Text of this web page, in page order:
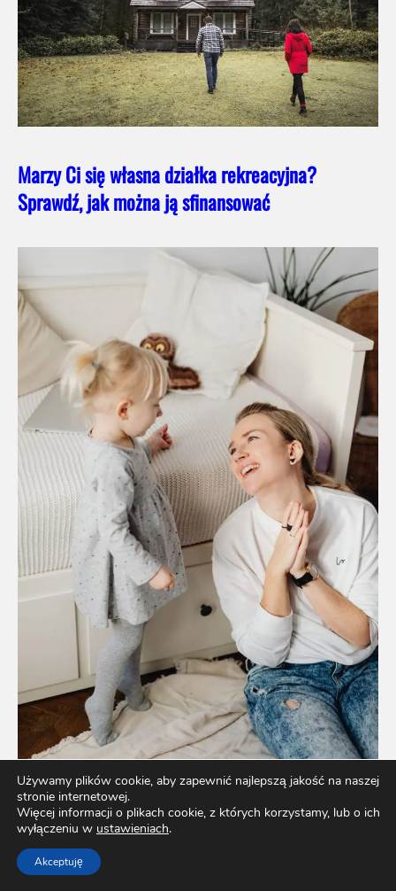
Marzy Ci się własna działka rekreacyjna?
Sprawdź, jak można ją sfinansować
Jak wspierać rozwój mowy dziecka – porady dla
rodziców
Używamy plików cookie, aby zapewnić najlepszą jakość na naszej
stronie internetowej.
Więcej informacji o plikach cookie, z których korzystamy, lub o ich
wyłączeniu w ustawieniach.
Akceptuję